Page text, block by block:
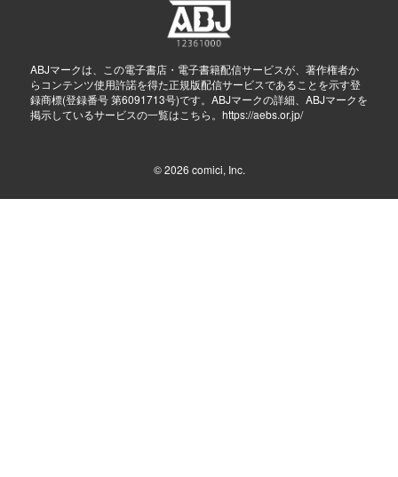
ABJマークは、この電子書店・電子書籍配信サービスが、著作権者か
らコンテンツ使用許諾を得た正規版配信サービスであることを示す登
録商標(登録番号 第6091713号)です。ABJマークの詳細、ABJマークを
掲示しているサービスの一覧はこちら。 https://aebs.or.jp/
© 2026 comici, Inc.